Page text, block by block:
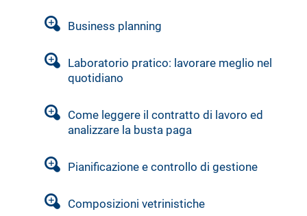
Business planning
Laboratorio pratico: lavorare meglio nel
quotidiano
Come leggere il contratto di lavoro ed
analizzare la busta paga
Pianificazione e controllo di gestione
Composizioni vetrinistiche